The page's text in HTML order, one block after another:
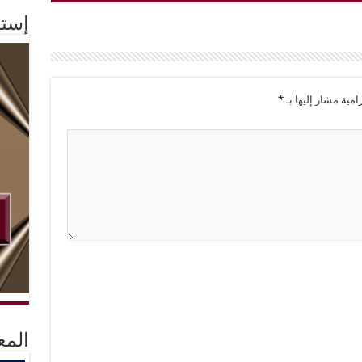
مشار إليها بـ*